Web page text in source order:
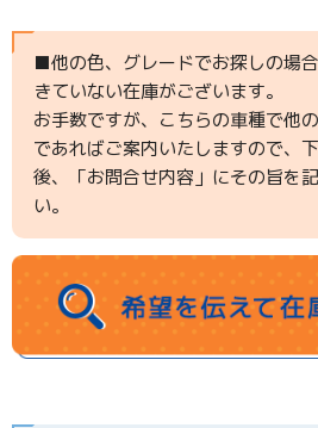
■他の色、グレードでお探しの場
きていない在庫がございます。
お手数ですが、こちらの車種で他
であればご案内いたしますので、
後、「お問合せ内容」にその旨を
い。